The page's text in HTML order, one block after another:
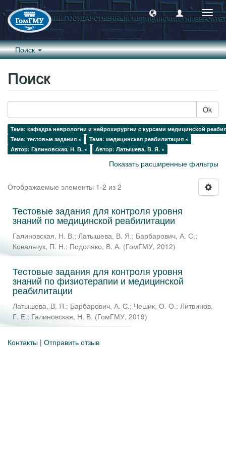
Поиск
Поиск
Ok
Тема: кафедра неврологии и нейрохирургии с курсами медицинской
Тема: тестовые задания ×
Тема: медицинская реабилитация ×
Автор: Галиновская, Н. В. ×
Автор: Латышева, В. Я. ×
Показать расширенные фильтры
Отображаемые элементы 1-2 из 2
Тестовые задания для контроля уровня
знаний по медицинской реабилитации
Галиновская, Н. В.; Латышева, В. Я.; Барбарович, А. С.;
Ковальчук, П. Н.; Подоляко, В. А. (ГомГМУ, 2012)
Тестовые задания для контроля уровня
знаний по физиотерапии и медицинской
реабилитации
Латышева, В. Я.; Барбарович, А. С.; Чешик, О. О.; Литвинов,
Г. Е.; Галиновская, Н. В. (ГомГМУ, 2019)
Контакты | Отправить отзыв